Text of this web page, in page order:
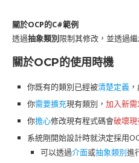
關於OCP的C#範例
透過抽象類別 限制其修改，並透過
關於OCP的使用時機
你既有的類別已經被清楚定義
你需要擴充現有類別， 加入新需
你擔心修改現有程式碼會破壞
系統剛開始設計時就決定採用
可以透過介面或抽象類別進